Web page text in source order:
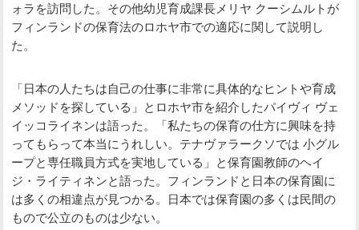
ォラを訪問した。その他幼児育成課長メリヤ クーシムルトが
フィンランドの保育法のロホヤ市での適応に関して説明し
た。
「日本の人たちは自己の仕事に非常に具体的なヒントや育成
メソッドを探している」とロホヤ市を紹介したパイヴィ ヴェ
イッコライネンは語った。「私たちの保育の仕方に興味を持
ってもらって本当にうれしい。テナヴァラークソでは 小グル
ープと専任職員方式を実地している」と保育園教師のヘイ
ジ・ライティネンと語った。フィンランドと日本の保育園に
は多くの相違点が見つかる。日本では保育園の多くは民間の
もので公立のものは少ない。